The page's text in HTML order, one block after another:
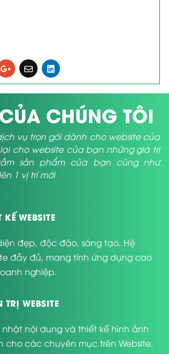
CHÚNG TÔI
vụ trọn gói dành cho website của
cho website của bạn những giá trị
sản phẩm của bạn cũng như
1 vị trí mới
WEBSITE
đẹp, độc đáo, sáng tạo. Hệ
đầy đủ, mang tính ứng dụng cao
nghiệp.
WEBSITE
nội dung và thiết kế hình ảnh
cho các chuyên mục trên Website.